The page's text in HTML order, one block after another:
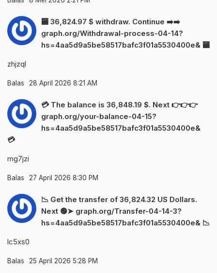
🏧 36,824.97 $ withdraw. Continue ➡️➡️
graph.org/Withdrawal-process-04-14?
hs=4aa5d9a5be58517bafc3f01a5530400e& 🏧
zhjzql
Balas 28 April 2026 8:21 AM
💳 The balance is 36,848.19 $. Next 👉👉👉
graph.org/your-balance-04-15?
hs=4aa5d9a5be58517bafc3f01a5530400e&
💳
mg7jzi
Balas 27 April 2026 8:30 PM
📉 Get the transfer of 36,824.32 US Dollars.
Next 🟢➤ graph.org/Transfer-04-14-3?
hs=4aa5d9a5be58517bafc3f01a5530400e& 📉
lc5xs0
Balas 25 April 2026 5:28 PM